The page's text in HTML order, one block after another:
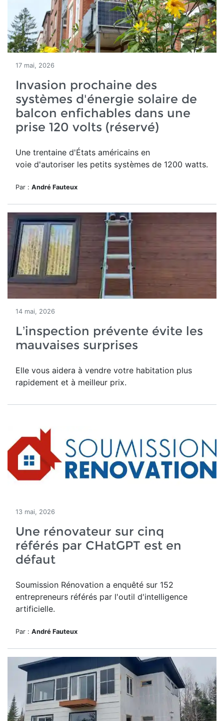
17 mai, 2026
Invasion prochaine des
systèmes d'énergie solaire de
balcon enfichables dans une
prise 120 volts (réservé)
Une trentaine d'États américains en
voie d'autoriser les petits systèmes de 1200 watts.
Par : André Fauteux
14 mai, 2026
L’inspection prévente évite les
mauvaises surprises
Elle vous aidera à vendre votre habitation plus
rapidement et à meilleur prix.
13 mai, 2026
Une rénovateur sur cinq
référés par CHatGPT est en
défaut
Soumission Rénovation a enquêté sur 152
entrepreneurs référés par l'outil d'intelligence
artificielle.
Par : André Fauteux